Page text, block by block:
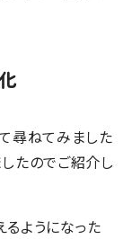
尋ねてみました
たのでご紹介し
ようになった